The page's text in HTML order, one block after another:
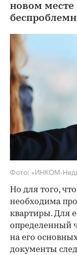
новом
Фото: «ИНКОМ-
Но для того,
необходима
квартиры. Для
определенный
на его
документы